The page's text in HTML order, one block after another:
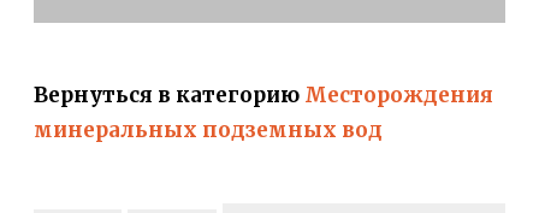
Вернуться в категорию Месторождения
минеральных подземных вод